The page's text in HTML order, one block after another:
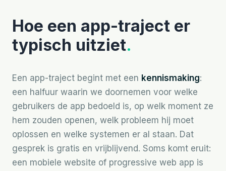
Hoe een app-traject er
typisch uitziet.
Een app-traject begint met een kennismaking:
een halfuur waarin we doornemen voor welke
gebruikers de app bedoeld is, op welk moment ze
hem zouden openen, welk probleem hij moet
oplossen en welke systemen er al staan. Dat
gesprek is gratis en vrijblijvend. Soms komt eruit:
een mobiele website of progressive web app is